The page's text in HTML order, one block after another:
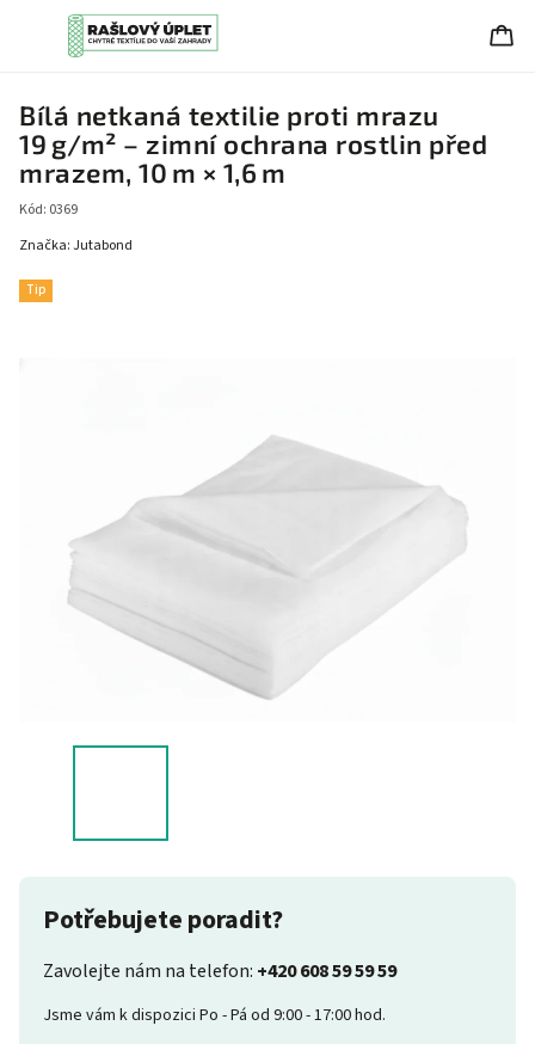
Bílá netkaná textilie proti mrazu
19 g/m² – zimní ochrana rostlin před
mrazem, 10 m × 1,6 m
Kód: 0369
Tip
Značka:Jutabond
Potřebujete poradit?
Zavolejte nám na telefon: +420 608 59 59 59
Jsme vám k dispozici Po - Pá od 9:00 - 17:00 hod.